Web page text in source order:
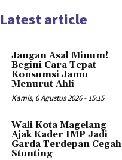
Latest article
Jangan Asal Minum!
Begini Cara Tepat
Konsumsi Jamu
Menurut Ahli
Kamis, 6 Agustus 2026 - 15:15
Wali Kota Magelang
Ajak Kader IMP Jadi
Garda Terdepan Cegah
Stunting